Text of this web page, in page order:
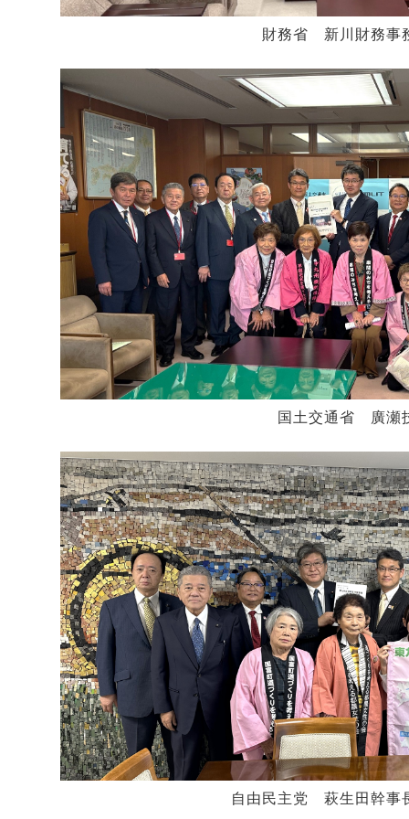
財務省 新川財務事務
国土交通省 廣瀬技
自由民主党 萩生田幹事長